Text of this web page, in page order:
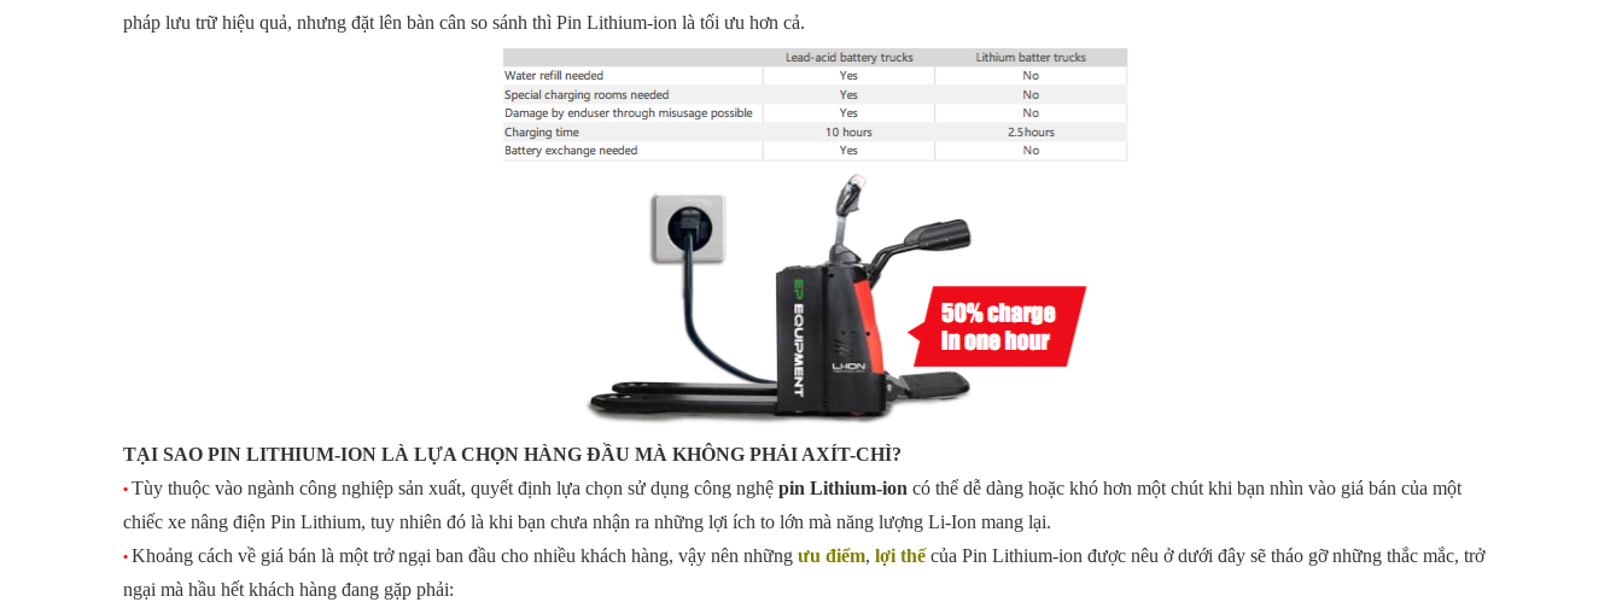
pháp lưu trữ hiệu quả, nhưng đặt lên bàn cân so sánh thì Pin Lithium-ion là tối ưu hơn cả.
TẠI SAO PIN LITHIUM-ION LÀ LỰA CHỌN HÀNG ĐẦU MÀ KHÔNG PHẢI AXÍT-CHÌ?
• Tùy thuộc vào ngành công nghiệp sản xuất, quyết định lựa chọn sử dụng công nghệ pin Lithium-ion có thể dễ dàng hoặc khó hơn một chút khi bạn nhìn vào giá bán của một
chiếc xe nâng điện Pin Lithium, tuy nhiên đó là khi bạn chưa nhận ra những lợi ích to lớn mà năng lượng Li-Ion mang lại.
• Khoảng cách về giá bán là một trở ngại ban đầu cho nhiều khách hàng, vậy nên những ưu điểm, lợi thếcủa Pin Lithium-ion được nêu ở dưới đây sẽ tháo gỡ những thắc mắc, trở
ngại mà hầu hết khách hàng đang gặp phải: